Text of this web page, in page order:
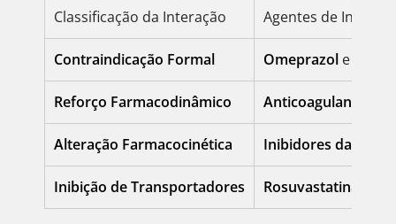
Classificação da Interação Agentes de
Contraindicação Formal Omeprazol e
Reforço Farmacodinâmico Anticoagulantes
Alteração Farmacocinética Inibidores da
Inibição de Transportadores Rosuvastatina